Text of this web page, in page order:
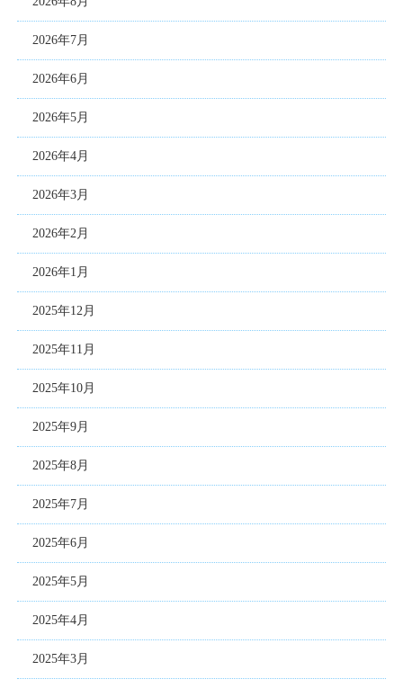
2026年7月
2026年6月
2026年5月
2026年4月
2026年3月
2026年2月
2026年1月
2025年12月
2025年11月
2025年10月
2025年9月
2025年8月
2025年7月
2025年6月
2025年5月
2025年4月
2025年3月